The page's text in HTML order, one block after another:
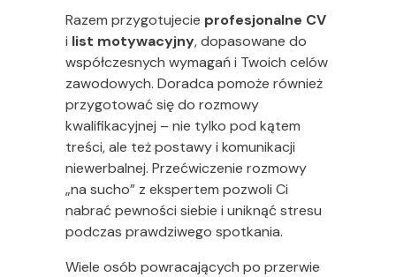
Razem przygotujecie profesjonalne CV
i list motywacyjny, dopasowane do
współczesnych wymagań i Twoich celów
zawodowych. Doradca pomoże również
przygotować się do rozmowy
kwalifikacyjnej – nie tylko pod kątem
treści, ale też postawy i komunikacji
niewerbalnej. Przećwiczenie rozmowy
„na sucho” z ekspertem pozwoli Ci
nabrać pewności siebie i uniknąć stresu
podczas prawdziwego spotkania.
Wiele osób powracających po przerwie